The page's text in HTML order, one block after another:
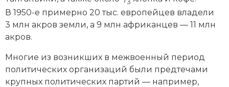
В 1950-е примерно 20 тыс. европейцев владели
3 млн акров земли, а 9 млн африканцев — 11 млн
акров.
Многие из возникших в межвоенный период
политических организаций были предтечами
крупных политических партий — например,